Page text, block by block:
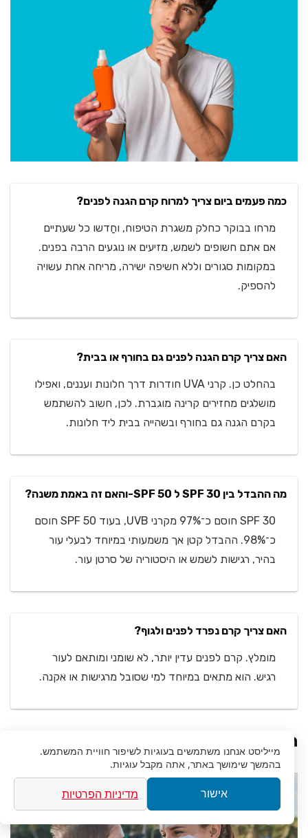
כמה פעמים ביום צריך למרוח קרם הגנה לפנים?
מרחו בבוקר כחלק משגרת הטיפוח, וחַדשו כל שעתיים
אם אתם חשופים לשמש, מזיעים או נוגעים הרבה בפנים.
במקומות סגורים וללא חשיפה ישירה, מריחה אחת עשויה
להספיק.
האם צריך קרם הגנה לפנים גם בחורף או בבית?
בהחלט כן. קרני UVA חודרות דרך חלונות ועננים, ואפילו
מושלגים מחזירים קרינה מוגברת. לכן, חשוב להשתמש
בקרם הגנה גם בחורף ובשהייה בבית ליד חלונות.
מה ההבדל בין SPF 30 ל SPF 50-והאם זה באמת משנה?
SPF 30 חוסם כ־97% מקרני UVB, בעוד SPF 50 חוסם
כ־98%. ההבדל קטן אך משמעותי במיוחד לבעלי עור
בהיר, רגישות לשמש או היסטוריה של סרטן עור.
האם צריך קרם נפרד לפנים ולגוף?
מומלץ. קרם לפנים עדין יותר, לא שומני ומותאם לעור
רגיש. הוא מתאים במיוחד למי שסובל מרגישות או אקנה.
השורה התחתונה
מייליסט אנחנו משתמשים בעוגיות לשיפור חוויית המשתמש.
בהמשך שימושך באתר, אתה מקבל עוגיות.
אישור מדיניות הפרטיות